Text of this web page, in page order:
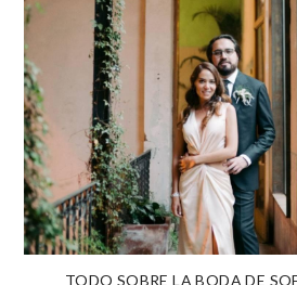
TODO SOBRE LA BODA DE